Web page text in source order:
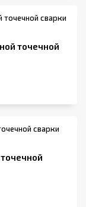
точечной